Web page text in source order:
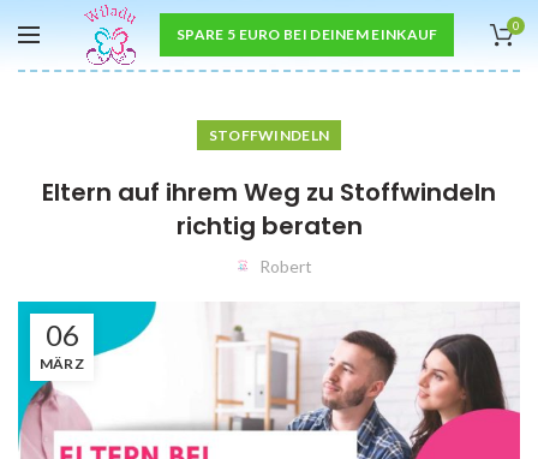
SPARE 5 EURO BEI DEINEM EINKAUF 0
STOFFWINDELN
Eltern auf ihrem Weg zu Stoffwindeln
richtig beraten
Robert
06
MÄRZ